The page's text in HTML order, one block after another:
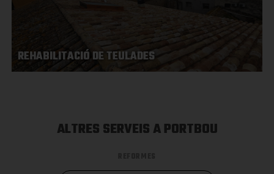
REHABILITACIÓ DE TEULADES
ALTRES SERVEIS A PORTBOU